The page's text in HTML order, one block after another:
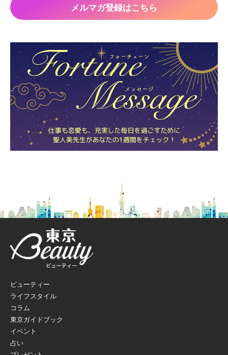
メルマガ登録はこちら
ビューティー
ライフスタイル
コラム
東京ガイドブック
イベント
占い